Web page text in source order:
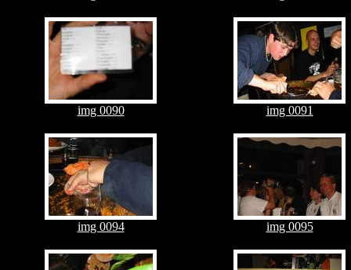
img 0090 img 0091
img 0094 img 0095